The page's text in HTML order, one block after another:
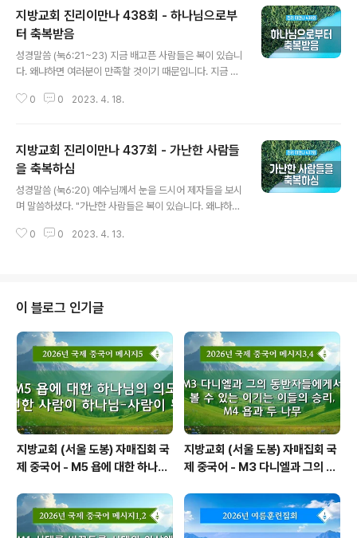
지방교회 진리이만나 438회 - 하나님으로부
터 축복받음
성경말씀 (눅6:21~23) 지금 배고픈 사람들은 복이 있습니
다. 왜냐하면 여러분이 만족할 것이기 때문입니다. 지금 우
기 때문입니다. 사람의 아들 때문에 사람들이 여러분을 미
뛰십시오. 보십시오, 하늘에서 여러분의 보상이 큽니다. 그
들의 조상들도 신언자들에게 그같이 대하였습니다.
0 0 2023. 4. 18.
지방교회 진리이만나 437회 - 가난한 사람들
을 축복하심
성경말씀 (눅6:20) 예수님께서 눈을 드시어 제자들을 보시
며 말씀하셨다. "가난한 사람들은 복이 있습니다. 왜냐하면
안에서 가난한 사람들은 복이 있습니다. 왜냐하면 천국이
0 0 2023. 4. 13.
이 블로그 인기글
지방교회 (서울 도봉) 자매집회 국
제 중국어 - M5 욥에 대한 하나님
람이 됨
지방교회 (서울 도봉) 자매집회 국
제 중국어 - M3 다니엘과 그의 동
이들의 승리, M4 욥과 두 나무